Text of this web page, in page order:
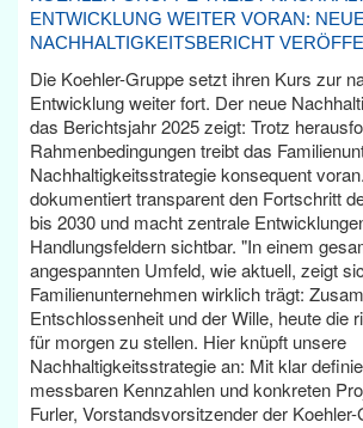
ENTWICKLUNG WEITER VORAN:
NACHHALTIGKEITSBERICHT
Die Koehler-Gruppe setzt ihren Kurs zur
Entwicklung weiter fort. Der neue
das Berichtsjahr 2025 zeigt: Trotz
Rahmenbedingungen treibt das
Nachhaltigkeitsstrategie konsequent
dokumentiert transparent den Fortschritt
bis 2030 und macht zentrale
Handlungsfeldern sichtbar. "In einem
angespannten Umfeld, wie aktuell, zeigt
Familienunternehmen wirklich trägt:
Entschlossenheit und der Wille, heute die
für morgen zu stellen. Hier knüpft unsere
Nachhaltigkeitsstrategie an: Mit klar
messbaren Kennzahlen und konkreten
Furler, Vorstandsvorsitzender der Koehler-